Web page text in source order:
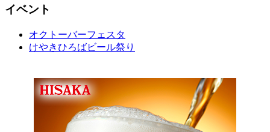
イベント
オクトーバーフェスタ
けやきひろばビール祭り